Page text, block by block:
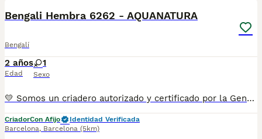
Bengali Hembra 6262 - AQUANATURA
Bengalí
2 años
Edad
1
Sexo
💛 Somos un criadero autorizado y certificado por la Generalitat de Catalunya. 📌 Estamos en la calle Roger de Flor 45, muy cerca del Arc de Triomf de Barcelona, de Lunes a Sábados, desde las 10h hasta las 21:00h. MAS INFO ☎️ 933095977 📱 685878504 FOTOS Y VIDEOS 💻 www.aquanatura.es 🚙 HACEMOS ENVIOS Se entregan vacunados, desparasitados interna y externamente, con microchip y su registro, con cartilla sanitaria y contrato de garantías, bajo la supervisión de nuestro equipo veterinario.
CriadorCon Afijo
Identidad Verificada
Barcelona, Barcelona (5km)